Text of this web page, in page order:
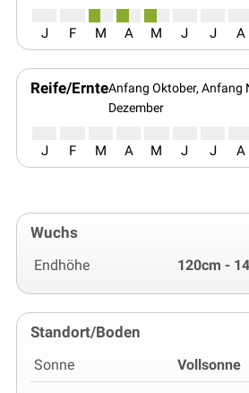
J F M A M J J A
Reife/ErnteAnfang Oktober, Anfang
Dezember
J F M A M J J A
Wuchs
Endhöhe 120cm -
Standort/Boden
Sonne Vollsonne